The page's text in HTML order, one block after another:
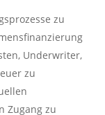
zu
Underwriter,
zu
Zugang zu